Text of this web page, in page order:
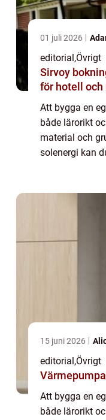
01 juli 2026
editorial ,Övrigt
Sirvoy
för hotell och
Att bygga en
både lärorikt
material och
solenergi kan
15 juni 2026
editorial ,Övrigt
Att bygga en
både lärorikt